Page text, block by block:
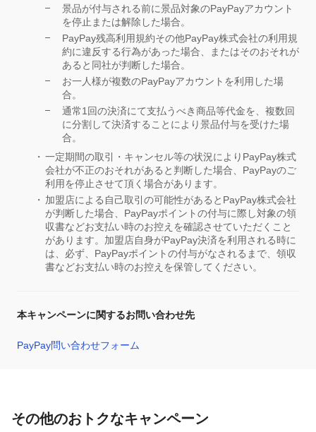
景品が付与される前に景品対象のPayPayアカウント
を停止または解除した場合。
PayPay残高利用規約その他PayPay株式会社の利用規
約に違反する行為があった場合、またはそのおそれが
あると同社が判断した場合。
お一人様が複数のPayPayアカウントを利用した場
合。
通常1回の決済にて支払うべき商品等代金を、複数回
に分割して決済することにより景品付与を受けた場
合。
一定期間の取引・キャンセル等の状況によりPayPay株式
会社が不正のおそれがあると判断した場合、PayPayのご
利用を停止させて頂く場合があります。
加盟店による自己取引の可能性があるとPayPay株式会社
が判断した場合、PayPayポイントの付与に際し対象の領
収書などお支払い時のお控えを確認させていただくこと
があります。加盟店自身がPayPay決済を利用される時に
は、必ず、PayPayポイントの付与がなされるまで、領収
書などお支払い時のお控えを保管してください。
本キャンペーンに関するお問い合わせ先
PayPay問い合わせフォーム
その他のおトクなキャンペーン